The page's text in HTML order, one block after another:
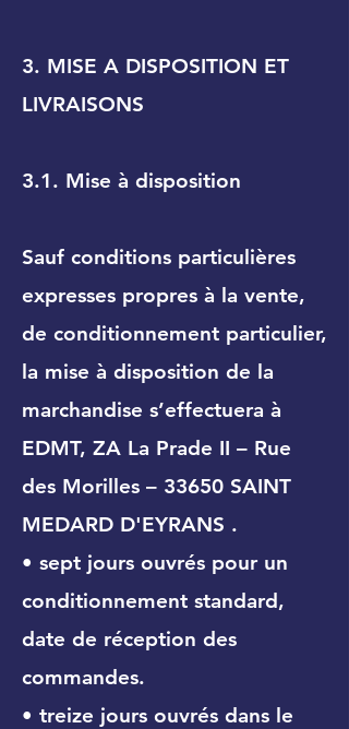
3. MISE A DISPOSITION ET
LIVRAISONS
3.1. Mise à disposition
Sauf conditions particulières
expresses propres à la vente,
de conditionnement particulier,
la mise à disposition de la
marchandise s’effectuera à
EDMT, ZA La Prade II – Rue
des Morilles – 33650 SAINT
MEDARD D'EYRANS .
• sept jours ouvrés pour un
conditionnement standard,
date de réception des
commandes.
• treize jours ouvrés dans le